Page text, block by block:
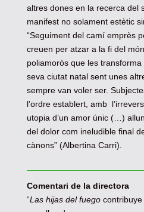
altres dones en la recerca del
manifest no solament estètic
“Seguiment del camí emprès
creuen per atzar a la fi del
poliamoròs que les
seva ciutat natal sent unes
sempre van voler ser.
l’ordre establert, amb
utopia d’un amor únic (…)
del dolor com ineludible final
cànons” (Albertina Carri).
Comentari de la directora
“Las hijas del fuegocontribuye